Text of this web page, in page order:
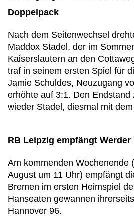
Doppelpack
Nach dem Seitenwechsel
Maddox Stadel, der im
Kaiserslautern an den
traf in seinem ersten Spiel für
Jamie Schuldes, Neuzugang
erhöhte auf 3:1. Den Endstand
wieder Stadel, diesmal mit
RB Leipzig empfängt Werder
Am kommenden Wochenende
August um 11 Uhr) empfängt
Bremen im ersten Heimspiel
Hanseaten gewannen
Hannover 96.